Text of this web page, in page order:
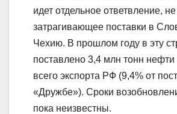
идет отдельное ответвление, не
затрагивающее поставки в
Чехию. В прошлом году в эту
поставлено 3,4 млн тонн нефти
всего экспорта РФ (9,4% от
«Дружбе»). Сроки
пока неизвестны.